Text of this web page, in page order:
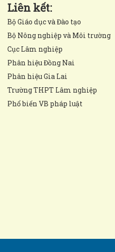
Liên kết:
Bộ Giáo dục và Đào tạo
Bộ Nông nghiệp và Môi trường
Cục Lâm nghiệp
Phân hiệu Đồng Nai
Phân hiệu Gia Lai
Trường THPT Lâm nghiệp
Phổ biến VB pháp luật